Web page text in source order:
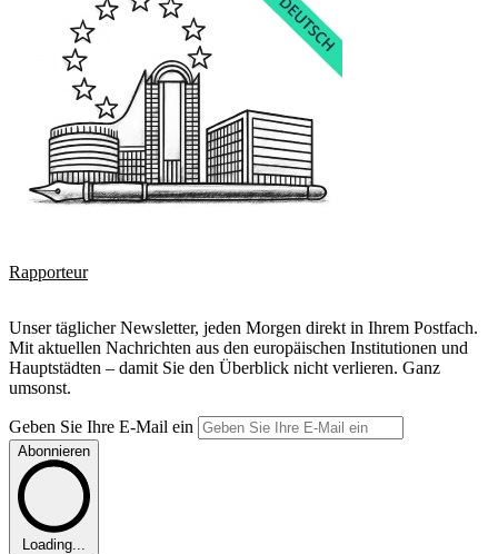
Rapporteur
Unser täglicher Newsletter, jeden Morgen direkt in Ihrem Postfach.
Mit aktuellen Nachrichten aus den europäischen Institutionen und
Hauptstädten – damit Sie den Überblick nicht verlieren. Ganz
umsonst.
Geben Sie Ihre E-Mail ein
Abonnieren
Loading...